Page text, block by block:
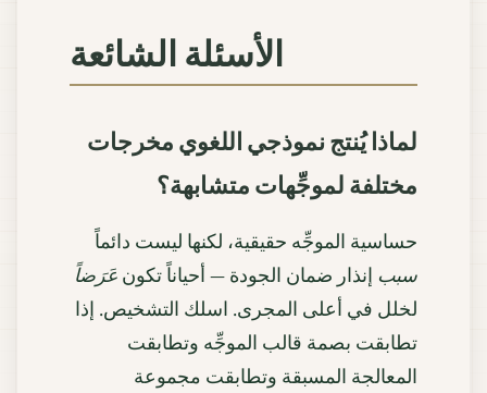
الأسئلة الشائعة
لماذا يُنتج نموذجي اللغوي مخرجات
مختلفة لموجِّهات متشابهة؟
حساسية الموجِّه حقيقية، لكنها ليست دائماً
سبب إنذار ضمان الجودة — أحياناً تكون عَرَضاً
لخلل في أعلى المجرى. اسلك التشخيص. إذا
تطابقت بصمة قالب الموجِّه وتطابقت
المعالجة المسبقة وتطابقت مجموعة